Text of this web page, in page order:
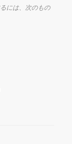
には、次のもの